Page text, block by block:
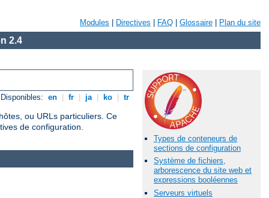
Modules Directives FAQ Glossaire Plan du site
2.4
en fr ja ko tr
ou URLs particuliers. Ce
de configuration.
Types de conteneurs de
sections de configuration
Système de fichiers,
arborescence du site web et
expressions booléennes
Serveurs virtuels